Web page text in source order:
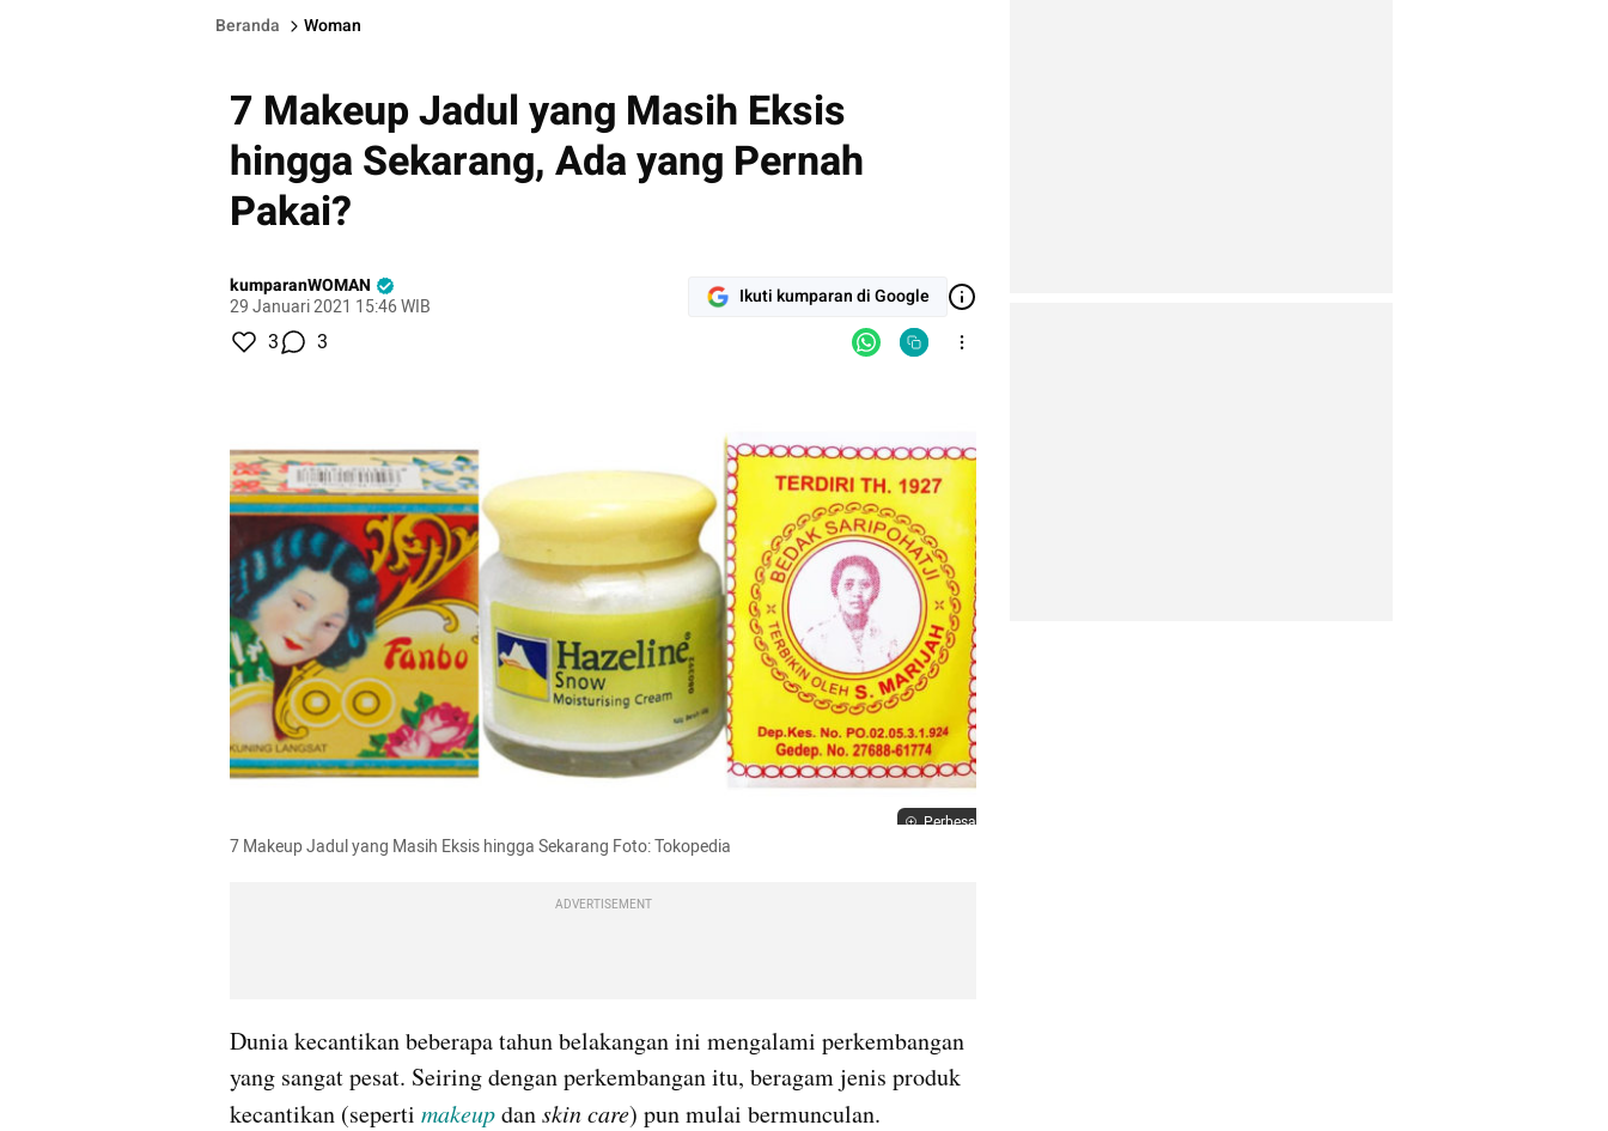
Beranda Woman
7 Makeup Jadul yang Masih Eksis
hingga Sekarang, Ada yang Pernah
Pakai?
kumparanWOMAN
29 Januari 2021 15:46 WIB
Ikuti kumparan di Google
3 3
Perbesar
7 Makeup Jadul yang Masih Eksis hingga Sekarang Foto: Tokopedia
ADVERTISEMENT
Dunia kecantikan beberapa tahun belakangan ini mengalami perkembangan
yang sangat pesat. Seiring dengan perkembangan itu, beragam jenis produk
kecantikan (seperti makeup dan skin care) pun mulai bermunculan.